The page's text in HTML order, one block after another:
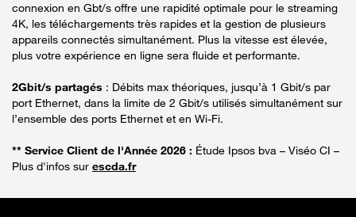
connexion en Gbt/s offre une rapidité optimale pour le streaming
4K, les téléchargements très rapides et la gestion de plusieurs
appareils connectés simultanément. Plus la vitesse est élevée,
plus votre expérience en ligne sera fluide et performante.
2Gbit/s partagés : Débits max théoriques, jusqu’à 1 Gbit/s par
port Ethernet, dans la limite de 2 Gbit/s utilisés simultanément sur
l’ensemble des ports Ethernet et en Wi-Fi.
** Service Client de l'Année 2026 : Étude Ipsos bva – Viséo CI –
Plus d'infos sur escda.fr